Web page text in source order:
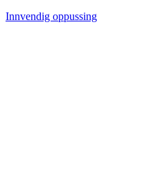
Innvendig oppussing